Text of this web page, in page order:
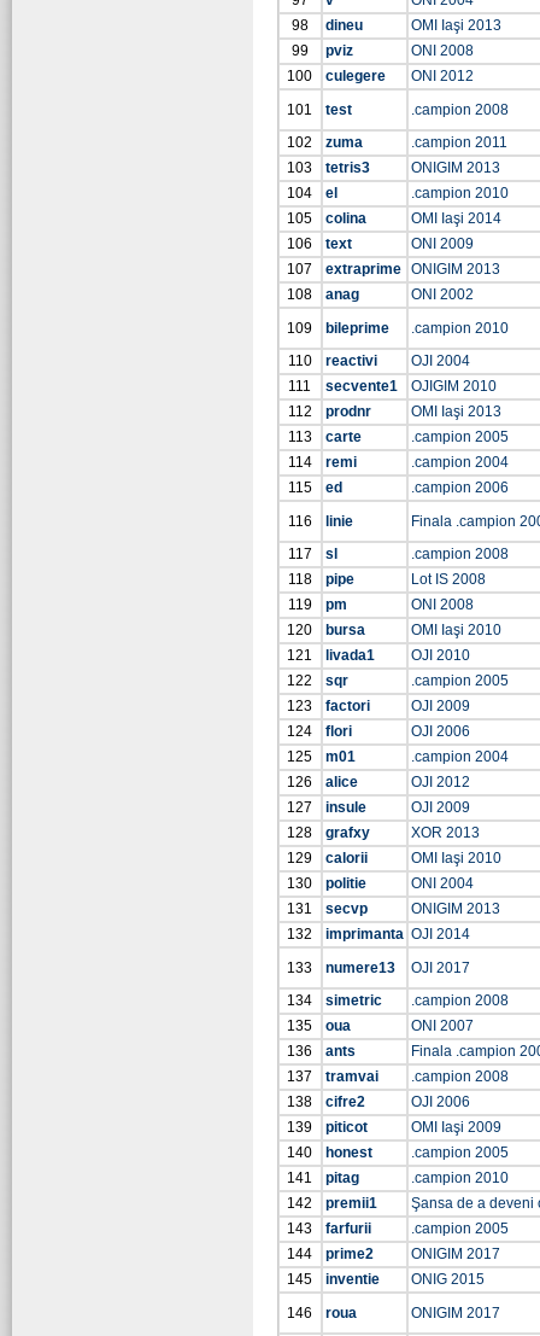
98
dineu
OMI Iaşi 2013
99
pviz
ONI 2008
100
culegere
ONI 2012
101
test
.campion 2008
102
zuma
.campion 2011
103
tetris3
ONIGIM 2013
104
el
.campion 2010
105
colina
OMI Iaşi 2014
106
text
ONI 2009
107
extraprime ONIGIM 2013
108
anag
ONI 2002
109
bileprime
.campion 2010
110
reactivi
OJI 2004
111
secvente1
OJIGIM 2010
112
prodnr
OMI Iaşi 2013
113
carte
.campion 2005
114
remi
.campion 2004
115
ed
.campion 2006
116
linie
Finala .campion
117
sl
.campion 2008
118
pipe
Lot IS 2008
119
pm
ONI 2008
120
bursa
OMI Iaşi 2010
121
livada1
OJI 2010
122
sqr
.campion 2005
123
factori
OJI 2009
124
flori
OJI 2006
125
m01
.campion 2004
126
alice
OJI 2012
127
insule
OJI 2009
128
grafxy
XOR 2013
129
calorii
OMI Iaşi 2010
130
politie
ONI 2004
131
secvp
ONIGIM 2013
132
imprimanta OJI 2014
133
numere13
OJI 2017
134
simetric
.campion 2008
135
oua
ONI 2007
136
ants
Finala .campion
137
tramvai
.campion 2008
138
cifre2
OJI 2006
139
piticot
OMI Iaşi 2009
140
honest
.campion 2005
141
pitag
.campion 2010
142
premii1
Şansa de a deveni
143
farfurii
.campion 2005
144
prime2
ONIGIM 2017
145
inventie
ONIG 2015
146
roua
ONIGIM 2017